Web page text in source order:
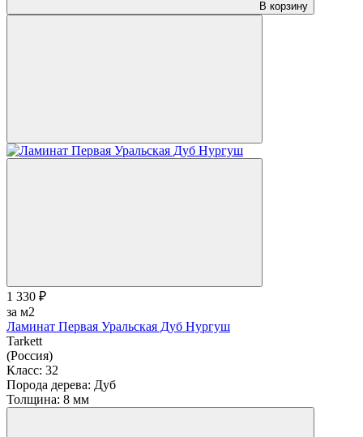
В корзину
1 330 ₽
за м2
Ламинат Первая Уральская Дуб Нургуш
Tarkett
(Россия)
Класс: 32
Порода дерева: Дуб
Толщина: 8 мм